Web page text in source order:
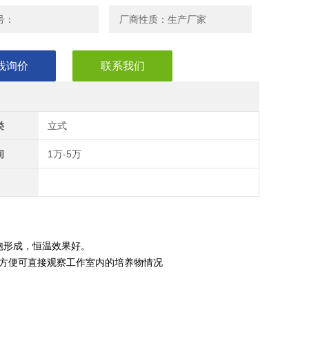
厂商性质：生产厂家
询价 联系我们
立式
1万-5万
成，恒温效果好。
便可直接观察工作室内的培养物情况